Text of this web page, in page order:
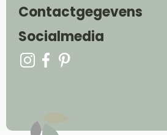
Contactgegevens
Socialmedia